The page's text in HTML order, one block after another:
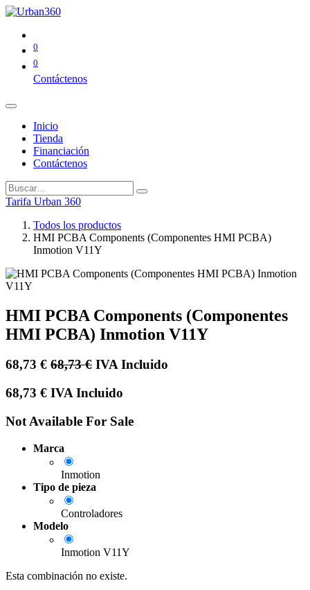
0
0
Contáctenos
Inicio
Tienda
Financiación
Contáctenos
Tarifa Urban 360
Todos los productos
HMI PCBA Components (Componentes HMI PCBA)
Inmotion V11Y
HMI PCBA Components (Componentes
HMI PCBA) Inmotion V11Y
68,73 € 68,73€ IVA Incluido
68,73 € IVA Incluido
Not Available For Sale
Marca
Inmotion
Tipo de pieza
Controladores
Modelo
Inmotion V11Y
Esta combinación no existe.